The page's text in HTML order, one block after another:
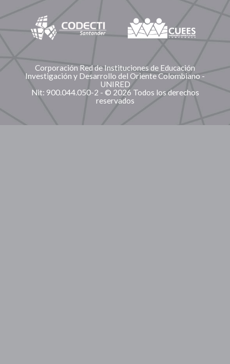
Corporación Red de Instituciones de Educación
Investigación y Desarrollo del Oriente Colombiano -
UNIRED
Nit: 900.044.050-2 - © 2026 Todos los derechos
reservados